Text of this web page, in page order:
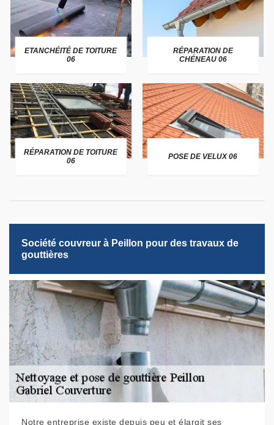
ETANCHÉITÉ DE TOITURE
06
RÉPARATION DE
CHÉNEAU 06
RÉPARATION DE TOITURE
06
POSE DE VELUX 06
Société couvreur à Peillon pour des travaux de
gouttières
Notre entreprise existe depuis peu et élargit ses